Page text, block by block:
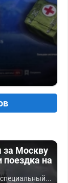
за Москву
поездка на